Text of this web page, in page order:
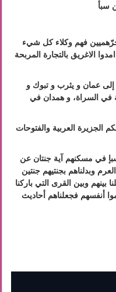
فهم وكلاء كل شيء
الاغريق بالتجارة المربحة
إلى عمان و يثرب و تبوك و
في السراة، و همدان في
الجزيرة العربية والفتوحات
في مسكنهم آية جنتان عن
وبدلناهم بجنتيهم جنتين
وبين القرى التي باركنا
أنفسهم فجعلناهم أحاديث